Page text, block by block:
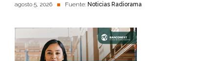
agosto 5, 2026 Fuente: Noticias Radiorama